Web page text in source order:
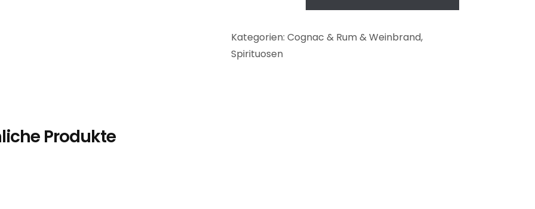
Kategorien:Cognac & Rum & Weinbrand,
Spirituosen
Produkte